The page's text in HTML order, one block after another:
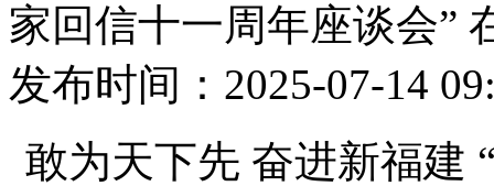
家回信十一周年座谈会”
发布时间：2025-07-14
敢为天下先 奋进新福建